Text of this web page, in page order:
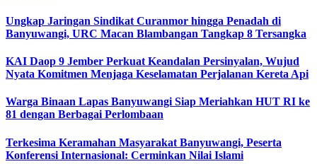
Ungkap Jaringan Sindikat Curanmor hingga Penadah di
Banyuwangi, URC Macan Blambangan Tangkap 8 Tersangka
KAI Daop 9 Jember Perkuat Keandalan Persinyalan, Wujud
Nyata Komitmen Menjaga Keselamatan Perjalanan Kereta Api
Warga Binaan Lapas Banyuwangi Siap Meriahkan HUT RI ke
81 dengan Berbagai Perlombaan
Terkesima Keramahan Masyarakat Banyuwangi, Peserta
Konferensi Internasional: Cerminkan Nilai Islami